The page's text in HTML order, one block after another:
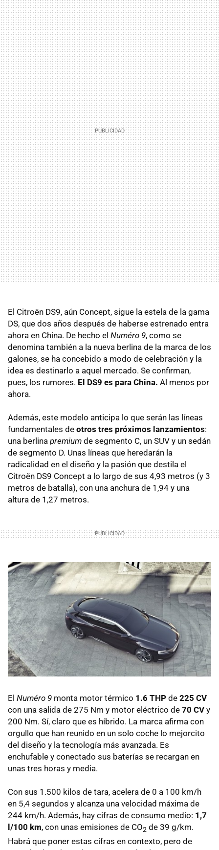
El Citroën DS9, aún Concept, sigue la estela de la gama
DS, que dos años después de haberse estrenado entra
ahora en China. De hecho el Numéro 9, como se
denomina también a la nueva berlina de la marca de los
galones, se ha concebido a modo de celebración y la
idea es destinarlo a aquel mercado. Se confirman,
pues, los rumores. El DS9 es para China. Al menos por
ahora.
Además, este modelo anticipa lo que serán las líneas
fundamentales de otros tres próximos lanzamientos:
una berlina premium de segmento C, un SUV y un sedán
de segmento D. Unas líneas que heredarán la
radicalidad en el diseño y la pasión que destila el
Citroën DS9 Concept a lo largo de sus 4,93 metros (y 3
metros de batalla), con una anchura de 1,94 y una
altura de 1,27 metros.
El Numéro 9 monta motor térmico 1.6 THP de 225 CV
con una salida de 275 Nm y motor eléctrico de 70 CV y
200 Nm. Sí, claro que es híbrido. La marca afirma con
orgullo que han reunido en un solo coche lo mejorcito
del diseño y la tecnología más avanzada. Es
enchufable y conectado sus baterías se recargan en
unas tres horas y media.
Con sus 1.500 kilos de tara, acelera de 0 a 100 km/h
en 5,4 segundos y alcanza una velocidad máxima de
244 km/h. Además, hay cifras de consumo medio: 1,7
l/100 km, con unas emisiones de CO2 de 39 g/km.
Habrá que poner estas cifras en contexto, pero de